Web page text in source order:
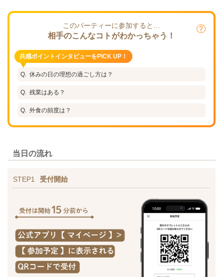
このパーティーに参加すると…
相手のこんなコトがわかっちゃう！
共感ポイントインタビューをPICK UP！
休みの日の理想の過ごし方は？
残業はある？
外食の頻度は？
当日の流れ
STEP1 受付開始